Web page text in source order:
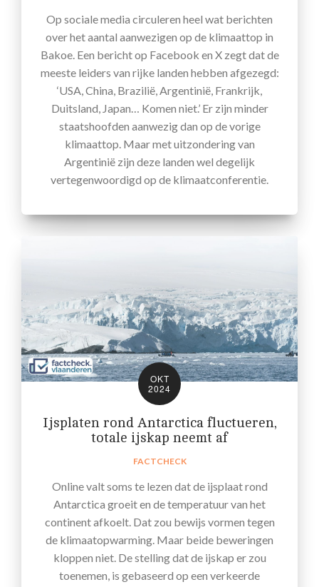
Op sociale media circuleren heel wat berichten
over het aantal aanwezigen op de klimaattop in
Bakoe. Een bericht op Facebook en X zegt dat de
meeste leiders van rijke landen hebben afgezegd:
‘USA, China, Brazilië, Argentinië, Frankrijk,
Duitsland, Japan… Komen niet.’ Er zijn minder
staatshoofden aanwezig dan op de vorige
klimaattop. Maar met uitzondering van
Argentinië zijn deze landen wel degelijk
vertegenwoordigd op de klimaatconferentie.
OKT
2024
Ijsplaten rond Antarctica fluctueren,
totale ijskap neemt af
FACTCHECK
Online valt soms te lezen dat de ijsplaat rond
Antarctica groeit en de temperatuur van het
continent afkoelt. Dat zou bewijs vormen tegen
de klimaatopwarming. Maar beide beweringen
kloppen niet. De stelling dat de ijskap er zou
toenemen, is gebaseerd op een verkeerde